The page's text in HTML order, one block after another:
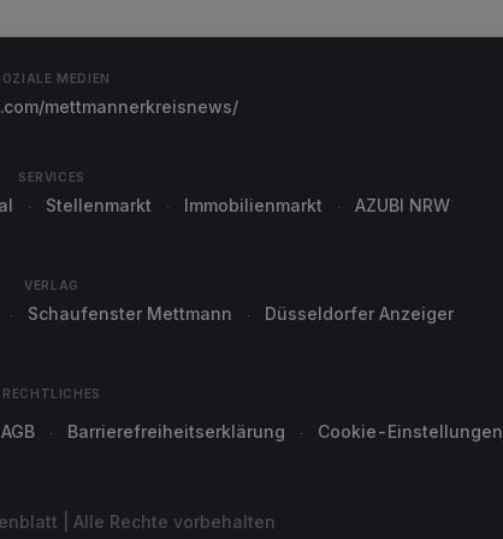
MEDIEN
mettmannerkreisnews/
SERVICES
Stellenmarkt Immobilienmarkt AZUBI NRW
VERLAG
Schaufenster Mettmann Düsseldorfer Anzeiger
RECHTLICHES
AGB Barrierefreiheitserklärung Cookie-Einstellungen
| Alle Rechte vorbehalten